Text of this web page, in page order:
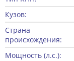
Кузов:
Страна
происхождения:
Мощность (л.с.):